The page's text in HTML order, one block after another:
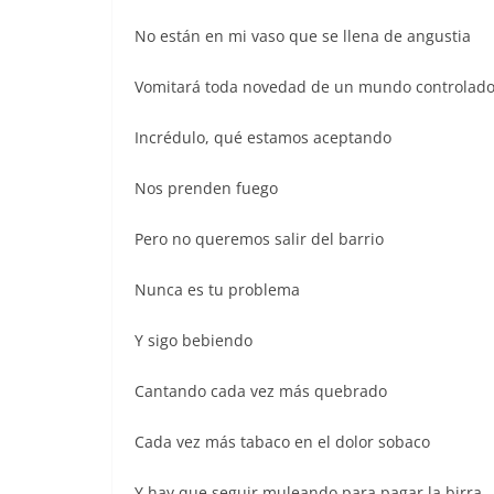
No están en mi vaso que se llena de angustia
Vomitará toda novedad de un mundo controlado
Incrédulo, qué estamos aceptando
Nos prenden fuego
Pero no queremos salir del barrio
Nunca es tu problema
Y sigo bebiendo
Cantando cada vez más quebrado
Cada vez más tabaco en el dolor sobaco